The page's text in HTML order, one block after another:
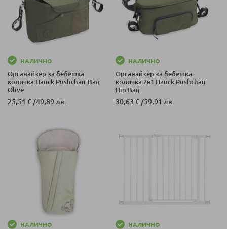
НАЛИЧНО
Органайзер за бебешка
количка Hauck Pushchair Bag
Olive
25,51 € /49,89 лв.
НАЛИЧНО
Органайзер за бебешка
количка 2в1 Hauck Pushchair
Hip Bag
30,63 € /59,91 лв.
НАЛИЧНО НАЛИЧНО